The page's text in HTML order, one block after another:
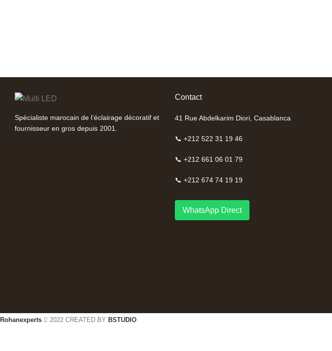
Spécialiste marocain de l’éclairage décoratif et
fournisseur en gros depuis 2001.
Contact
41 Rue Abdelkarim Diori, Casablanca
📞 +212 522 31 19 46
📞 +212 661 06 01 79
📞 +212 674 74 19 19
WhatsApp Direct
Rohanexperts 2022 CREATED BY BSTUDIO